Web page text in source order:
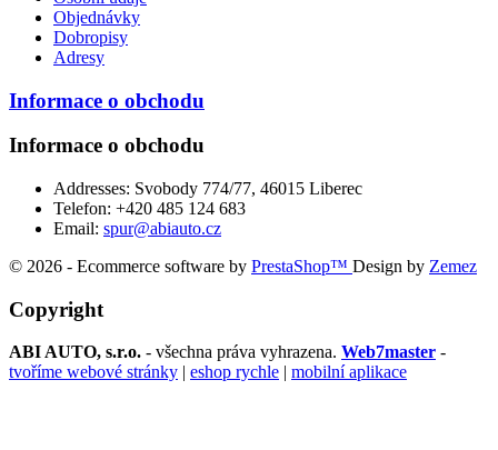
Objednávky
Dobropisy
Adresy
Informace o obchodu
Informace o obchodu
Addresses: Svobody 774/77, 46015 Liberec
Telefon: +420 485 124 683
Email: spur@abiauto.cz
© 2026 - Ecommerce software by PrestaShop™ Design by Zemez
Copyright
ABI AUTO, s.r.o. - všechna práva vyhrazena. Web7master -
tvoříme webové stránky
eshop rychle mobilní aplikace